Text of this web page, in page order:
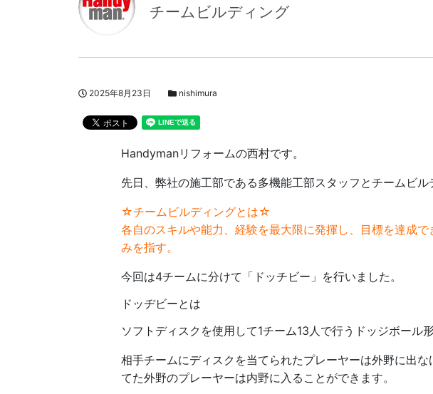
チームビルディング
投稿日
2025年8月23日
スタッフブログカテゴリー
nishimura
Handymanリフォームの西村です。
先日、弊社の施工部である多機能工部スタッフとチームビル
☆チームビルディングとは☆
各自のスキルや能力、経験を最大限に発揮し、目標を達成
みを指す。
今回は4チームに分けて「ドッチビー」を行いました。
ドッヂビーとは
ソフトディスクを使用して1チーム13人で行うドッジボール
相手チームにディスクを当てられたプレーヤーは外野に出
てた外野のプレーヤーは内野に入ることができます。